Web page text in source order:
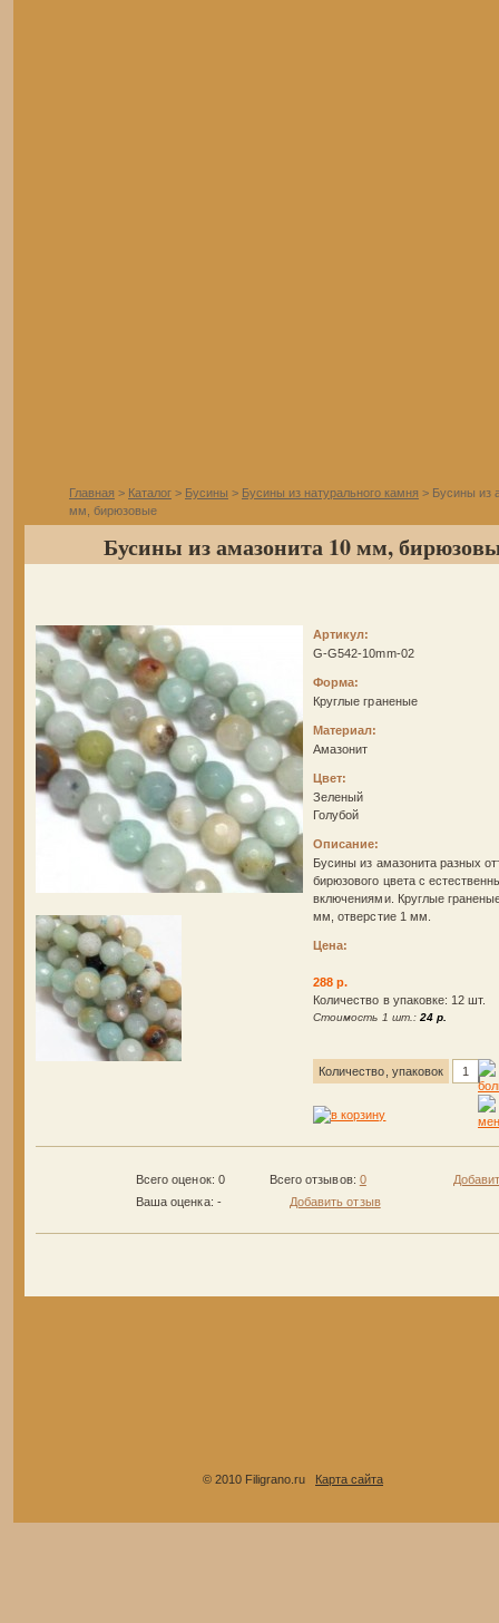
Главная > Каталог > Бусины > Бусины из натурального камня > Бусины из
мм, бирюзовые
Бусины из амазонита 10 мм,
Артикул:
G-G542-10mm-02
Форма:
Круглые граненые
Материал:
Амазонит
Цвет:
Зеленый
Голубой
Описание:
Бусины из амазонита разных
бирюзового цвета с
включениями. Круглые
мм, отверстие 1 мм.
Цена:
288 р.
Количество в упаковке: 12 шт.
Стоимость 1 шт.: 24 р.
Количество, упаковок
Всего оценок: 0
Ваша оценка: -
Всего отзывов: 0
Добавить отзыв
© 2010 Filigrano.ru Карта сайта